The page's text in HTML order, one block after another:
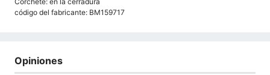
código del fabricante: BM159717
Opiniones